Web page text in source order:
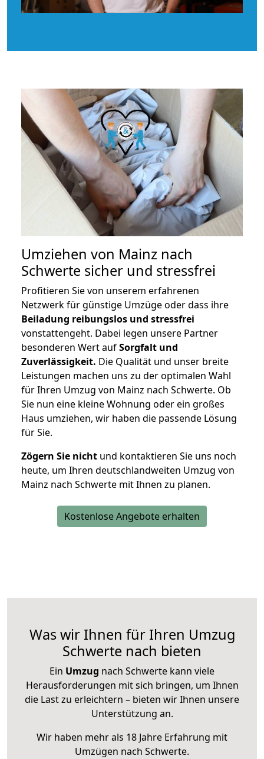
Umziehen von Mainz nach
Schwerte sicher und stressfrei
Profitieren Sie von unserem erfahrenen
Netzwerk für günstige Umzüge oder dass ihre
Beiladung reibungslos und stressfrei
vonstattengeht. Dabei legen unsere Partner
besonderen Wert aufSorgfalt und
Zuverlässigkeit. Die Qualität und unser breite
Leistungen machen uns zu der optimalen Wahl
für Ihren Umzug von Mainz nach Schwerte. Ob
Sie nun eine kleine Wohnung oder ein großes
Haus umziehen, wir haben die passende Lösung
für Sie.
Zögern Sie nicht und kontaktieren Sie uns noch
heute, um Ihren deutschlandweiten Umzug von
Mainz nach Schwerte mit Ihnen zu planen.
Kostenlose Angebote erhalten
Was wir Ihnen für Ihren Umzug
Schwerte nach bieten
Ein Umzug nach Schwerte kann viele
Herausforderungen mit sich bringen, um Ihnen
die Last zu erleichtern – bieten wir Ihnen unsere
Unterstützung an.
Wir haben mehr als 18 Jahre Erfahrung mit
Umzügen nach Schwerte.